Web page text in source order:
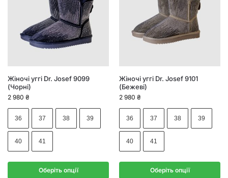
Жіночі уггі Dr. Josef 9099
(Чорні)
2 980 ₴
36 37 38 39
40 41
Оберіть опції
Жіночі уггі Dr. Josef 9101
(Бежеві)
2 980 ₴
36 37 38 39
40 41
Оберіть опції